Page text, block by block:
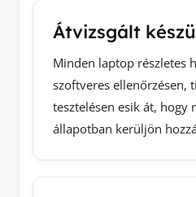
Átvizsgált
Minden laptop részletes
szoftveres ellenőrzésen,
tesztelésen esik át, hogy
állapotban kerüljön